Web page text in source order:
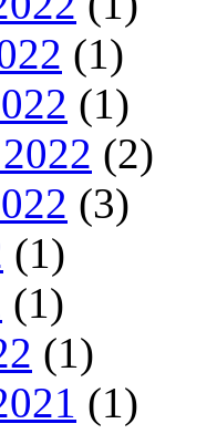
(1)
(1)
(2)
(3)
(1)
(1)
(1)
(1)